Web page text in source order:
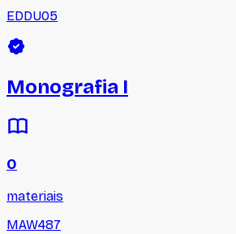
EDDU05
Monografia I
0
materiais
MAW487